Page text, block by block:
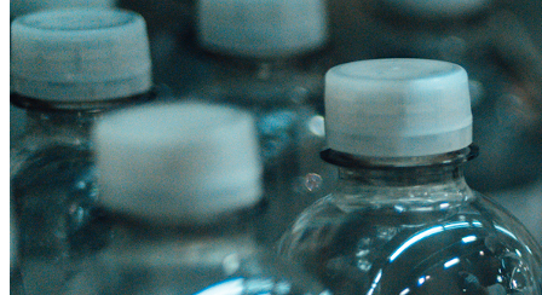
Как Снять Офис: Советы По Выбору И
Оформлению Договора